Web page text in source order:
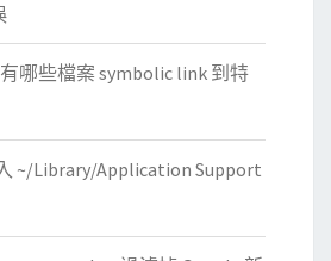
哪些檔案 symbolic link 到特
~/Library/Application Support